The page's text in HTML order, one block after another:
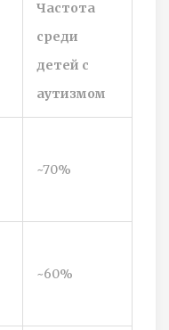
Частота
среди
детей с
аутизмом
~70%
~60%